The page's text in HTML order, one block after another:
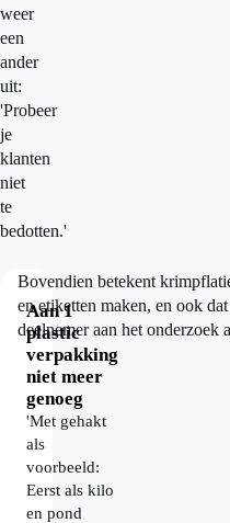
weer
een
ander
uit:
'Probeer
je
klanten
niet
te
bedotten.'
Aan 1
plastic
verpakking
niet meer
genoeg
'Met gehakt
als
voorbeeld:
Eerst als kilo
en pond
Bovendien betekent
en etiketten maken, en ook
deelnemer aan het onderzoek